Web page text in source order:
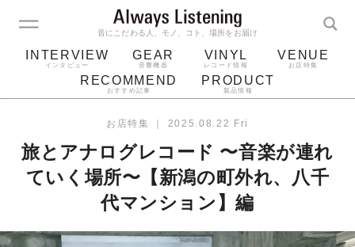
音にこだわる人、モノ、コト、場所をお届け
INTERVIEW
インタビュー
GEAR
音響機器
VINYL
レコード情報
VENUE
お店特集
RECOMMEND
おすすめ記事
PRODUCT
製品情報
アルバム
レコード針
お店特集 ｜ 2025.08.22 Fri
旅とアナログレコード 〜音楽が連れ
ていく場所〜【新潟の町外れ、八千
代マンション】編